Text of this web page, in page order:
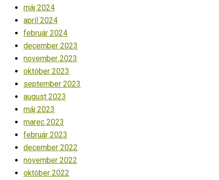
máj 2024
apríl 2024
február 2024
december 2023
november 2023
október 2023
september 2023
august 2023
máj 2023
marec 2023
február 2023
december 2022
november 2022
október 2022